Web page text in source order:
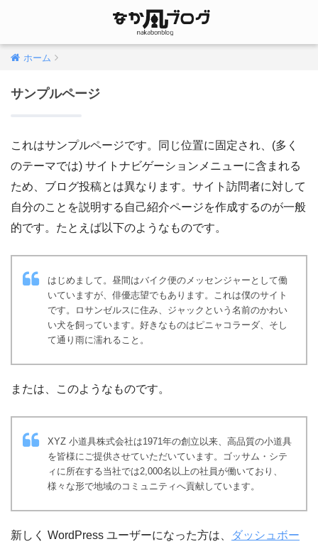
ホーム
サンプルページ
これはサンプルページです。同じ位置に固定され、(多く
のテーマでは) サイトナビゲーションメニューに含まれる
ため、ブログ投稿とは異なります。サイト訪問者に対して
自分のことを説明する自己紹介ページを作成するのが一般
的です。たとえば以下のようなものです。
はじめまして。昼間はバイク便のメッセンジャーとして働
いていますが、俳優志望でもあります。これは僕のサイト
です。ロサンゼルスに住み、ジャックという名前のかわい
い犬を飼っています。好きなものはピニャコラーダ、そし
て通り雨に濡れること。
または、このようなものです。
XYZ 小道具株式会社は1971年の創立以来、高品質の小道具
を皆様にご提供させていただいています。ゴッサム・シテ
ィに所在する当社では2,000名以上の社員が働いており、
様々な形で地域のコミュニティへ貢献しています。
新しく WordPress ユーザーになった方は、
ダッシュボー